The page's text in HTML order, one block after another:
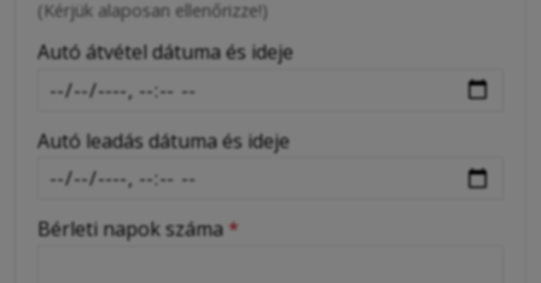
-
-
(Kérjük alaposan ellenőrizze!)
Autó átvétel dátuma és ideje
Autó leadás dátuma és ideje
Bérleti napok száma *